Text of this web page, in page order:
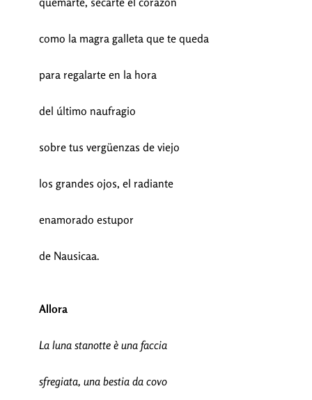
como la magra galleta que te queda
para regalarte en la hora
del último naufragio
sobre tus vergüenzas de viejo
los grandes ojos, el radiante
enamorado estupor
de Nausicaa.
Allora
La luna stanotte è una faccia
sfregiata, una bestia da covo